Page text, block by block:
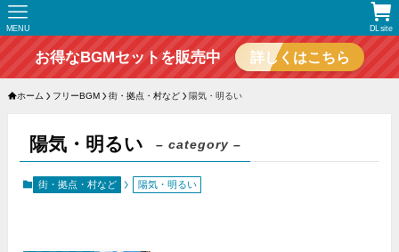
DLsite
MENU
お得なBGMセットを販売中 詳しくはこちら
ホーム フリーBGM 街・拠点・村など 陽気・明るい
陽気・明るい – category –
街・拠点・村など 陽気・明るい